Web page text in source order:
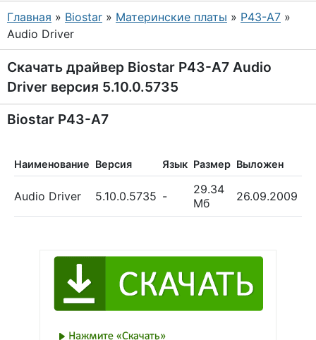
Главная » Biostar » Материнские платы » P43-A7 »
Audio Driver
Скачать драйвер Biostar P43-A7 Audio
Driver версия 5.10.0.5735
Biostar P43-A7
Наименование Версия Язык Размер Выложен
Audio Driver 5.10.0.5735 -
29.34
Мб
26.09.2009